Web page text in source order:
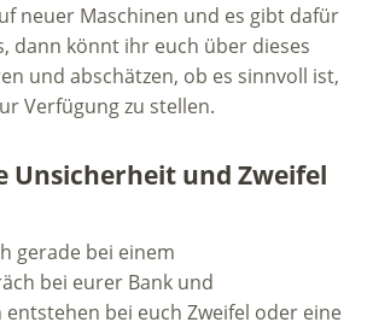
neuer Maschinen und es gibt dafür
dann könnt ihr euch über dieses
und abschätzen, ob es sinnvoll ist,
Verfügung zu stellen.
Unsicherheit und Zweifel
gerade bei einem
bei eurer Bank und
bei euch Zweifel oder eine